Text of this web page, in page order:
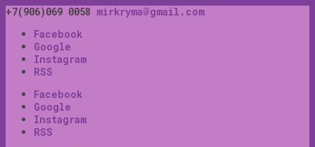
+7(906)069 0058 mirkryma@gmail.com
Facebook
Google
Instagram
RSS
Facebook
Google
Instagram
RSS